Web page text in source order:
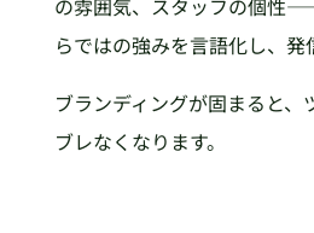
の雰囲気、スタッフの個性
らではの強みを言語化し、発
ブランディングが固まると、
ブレなくなります。